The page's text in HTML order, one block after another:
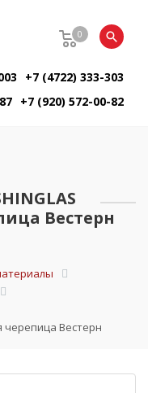
0
+7 (4722) 333-303
+7 (920) 572-00-82
Вестерн
черепица Вестерн